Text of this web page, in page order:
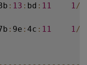
: 13 : bd : 11 1 /
: 9e : 4c : 11 1 /